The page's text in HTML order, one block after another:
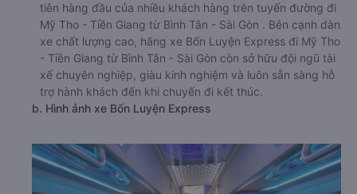
tiên hàng đầu của nhiều khách hàng trên tuyến đường đi
Mỹ Tho - Tiền Giang từ Bình Tân - Sài Gòn . Bên cạnh dàn
xe chất lượng cao, hãng xe Bốn Luyện Express đi Mỹ Tho
- Tiền Giang từ Bình Tân - Sài Gòn còn sở hữu đội ngũ tài
xế chuyên nghiệp, giàu kinh nghiệm và luôn sẵn sàng hỗ
trợ hành khách đến khi chuyến đi kết thúc.
b. Hình ảnh xe Bốn Luyện Express